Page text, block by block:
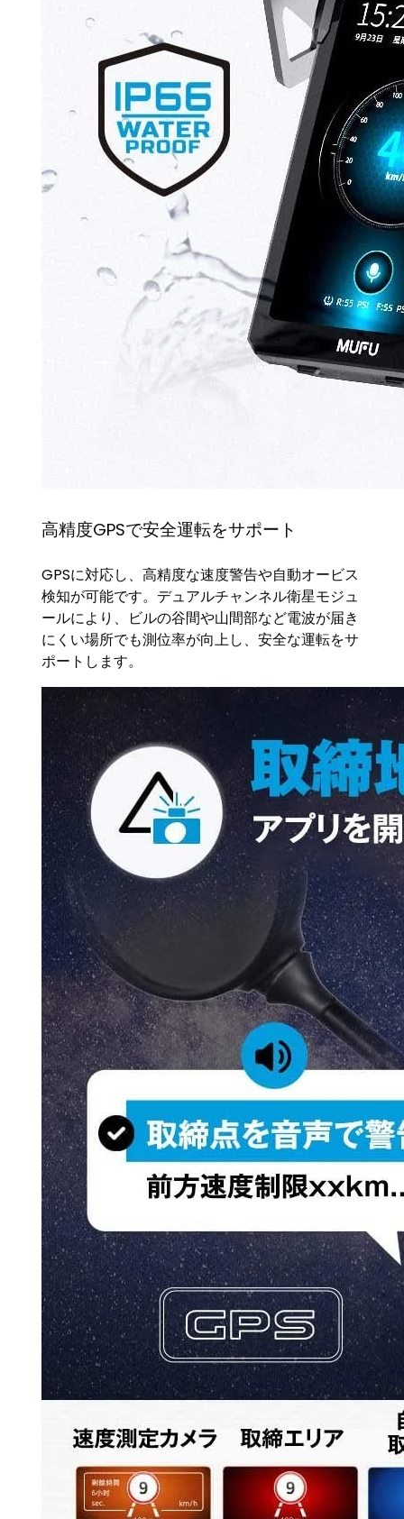
高精度GPSで安全運転をサポート
GPSに対応し、高精度な速度警告や自動オービス
検知が可能です。デュアルチャンネル衛星モジュ
ールにより、ビルの谷間や山間部など電波が届き
にくい場所でも測位率が向上し、安全な運転をサ
ポートします。